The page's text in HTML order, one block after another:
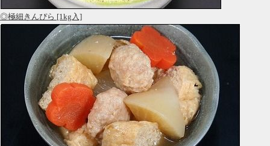
◎極細きんぴら [1kg入]